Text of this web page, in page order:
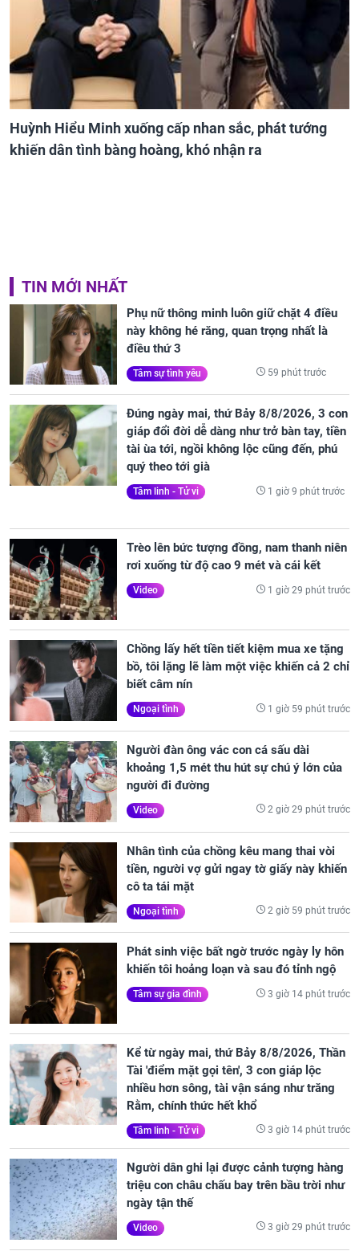
Huỳnh Hiểu Minh xuống cấp nhan sắc, phát tướng
khiến dân tình bàng hoàng, khó nhận ra
TIN MỚI NHẤT
Phụ nữ thông minh luôn giữ chặt 4 điều
này không hé răng, quan trọng nhất là
điều thứ 3
Tâm sự tình yêu 59 phút trước
Đúng ngày mai, thứ Bảy 8/8/2026, 3 con
giáp đổi đời dễ dàng như trở bàn tay, tiền
tài ùa tới, ngồi không lộc cũng đến, phú
quý theo tới già
Tâm linh - Tử vi 1 giờ 9 phút trước
Trèo lên bức tượng đồng, nam thanh niên
rơi xuống từ độ cao 9 mét và cái kết
Video 1 giờ 29 phút trước
Chồng lấy hết tiền tiết kiệm mua xe tặng
bồ, tôi lặng lẽ làm một việc khiến cả 2 chỉ
biết câm nín
Ngoại tình 1 giờ 59 phút trước
Người đàn ông vác con cá sấu dài
khoảng 1,5 mét thu hút sự chú ý lớn của
người đi đường
Video 2 giờ 29 phút trước
Nhân tình của chồng kêu mang thai vòi
tiền, người vợ gửi ngay tờ giấy này khiến
cô ta tái mặt
Ngoại tình 2 giờ 59 phút trước
Phát sinh việc bất ngờ trước ngày ly hôn
khiến tôi hoảng loạn và sau đó tỉnh ngộ
Tâm sự gia đình 3 giờ 14 phút trước
Kể từ ngày mai, thứ Bảy 8/8/2026, Thần
Tài 'điểm mặt gọi tên', 3 con giáp lộc
nhiều hơn sông, tài vận sáng như trăng
Rằm, chính thức hết khổ
Tâm linh - Tử vi 3 giờ 14 phút trước
Người dân ghi lại được cảnh tượng hàng
triệu con châu chấu bay trên bầu trời như
ngày tận thế
Video 3 giờ 29 phút trước